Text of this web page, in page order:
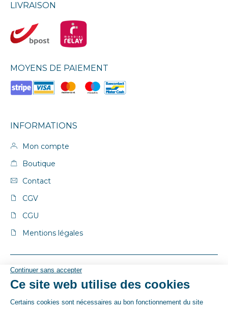
LIVRAISON
MOYENS DE PAIEMENT
INFORMATIONS
Mon compte
Boutique
Contact
CGV
CGU
Mentions légales
© By Poush